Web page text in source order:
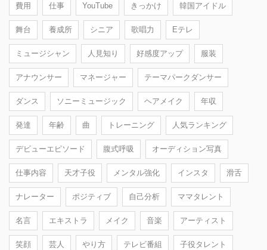
費用 仕事 YouTube きっかけ 韓国アイドル
舞台 養成所 シニア 歌唱力 Eテレ
ミュージシャン 人見知り 好感度アップ 服装
アナウンサー マネージャー テーマパークダンサー
ダンス ソニーミュージック ヘアメイク 年収
発達 年齢 曲 トレーニング 人気ランキング
デビューエピソード 腹式呼吸 オーディション写真
仕事内容 天才子役 メンタル強化 インスタ 滑舌
ナレーター ポジティブ 自己分析 ママタレント
名言 エキストラ メイク 音楽 アーティスト
笑顔 芸人 やり方 テレビ番組 子役タレント